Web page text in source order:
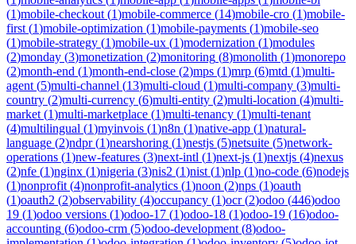
(1)mobile-checkout (1)mobile-commerce (14)mobile-cro (1)mobile-
first (1)mobile-optimization (1)mobile-payments (1)mobile-seo
(1)mobile-strategy (1)mobile-ux (1)modernization (1)modules
(2)monday (3)monetization (2)monitoring (8)monolith (1)monorepo
(2)month-end (1)month-end-close (2)mps (1)mrp (6)mtd (1)multi-
agent (5)multi-channel (13)multi-cloud (1)multi-company (3)multi-
country (2)multi-currency (6)multi-entity (2)multi-location (4)multi-
market (1)multi-marketplace (1)multi-tenancy (1)multi-tenant
(4)multilingual (1)myinvois (1)n8n (1)native-app (1)natural-
language (2)ndpr(1)nearshoring (1)nestjs (5)netsuite (5)network-
operations (1)new-features (3)next-intl (1)next-js (1)nextjs (4)nexus
(2)nfe (1)nginx (1)nigeria (3)nis2 (1)nist (1)nlp (1)no-code (6)nodejs
(1)nonprofit (4)nonprofit-analytics (1)noon (2)nps (1)oauth
(1)oauth2 (2)observability (4)occupancy (1)ocr(2)odoo (446)odoo
19 (1)odoo versions (1)odoo-17 (1)odoo-18 (1)odoo-19 (16)odoo-
accounting (6)odoo-crm (5)odoo-development (8)odoo-